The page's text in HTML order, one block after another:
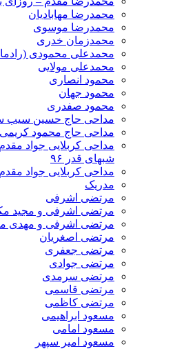
محمدرضا مهابادیان
محمدرضا موسوی
محمدزمان خدری
محمدعلی محمودی
محمدعلی مولایی
محمود انصاری
محمود جهان
محمود صفدری
مداحی حاج حسین سیب
مداحی حاج محمود کریمی
مداحی کربلایی جواد
شبهای قدر ۹۶
مداحی کربلایی جواد مقدم
مدریک
مرتضی اشرفی
مرتضی اشرفی و مجید
مرتضی اشرفی و مهدی
مرتضی اصغریان
مرتضی جعفری
مرتضی جوادی
مرتضی سرمدی
مرتضی قاسمی
مرتضی کاظمی
مسعود ابراهیمی
مسعود امامی
مسعود امیر سپهر